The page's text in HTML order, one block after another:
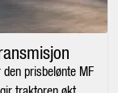
prisbelønte MF